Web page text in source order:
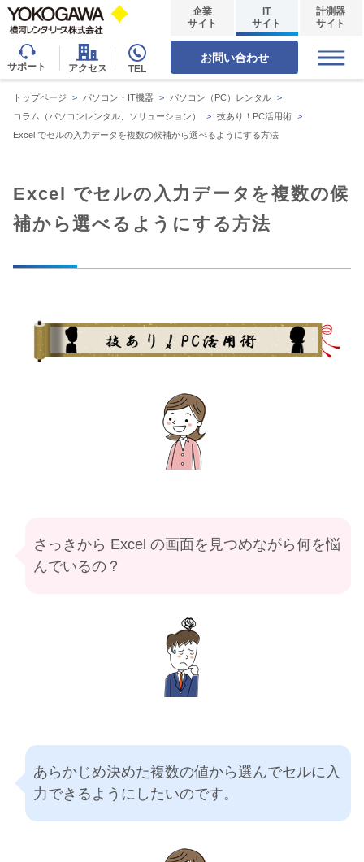
サポート アクセス TEL
企業
サイト
IT
サイト
計測器
サイト
お問い合わせ
トップページ > パソコン・IT機器 > パソコン（PC）レンタル >
コラム（パソコンレンタル、ソリューション）
> 技あり！PC活用術 >
Excel でセルの入力データを複数の候補から選べるようにする方法
Excel でセルの入力データを複数の候
補から選べるようにする方法
さっきから Excel の画面を見つめながら何を悩
んでいるの？
あらかじめ決めた複数の値から選んでセルに入
力できるようにしたいのです。